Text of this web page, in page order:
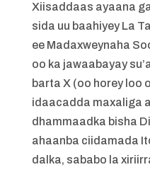
Xiisaddaas ayaana
sida uu baahiyey La
ee Madaxweynaha
oo ka jawaabayay
barta X (oo horey loo
idaacadda maxaliga
dhammaadka bisha
ahaanba ciidamada
dalka, sababo la